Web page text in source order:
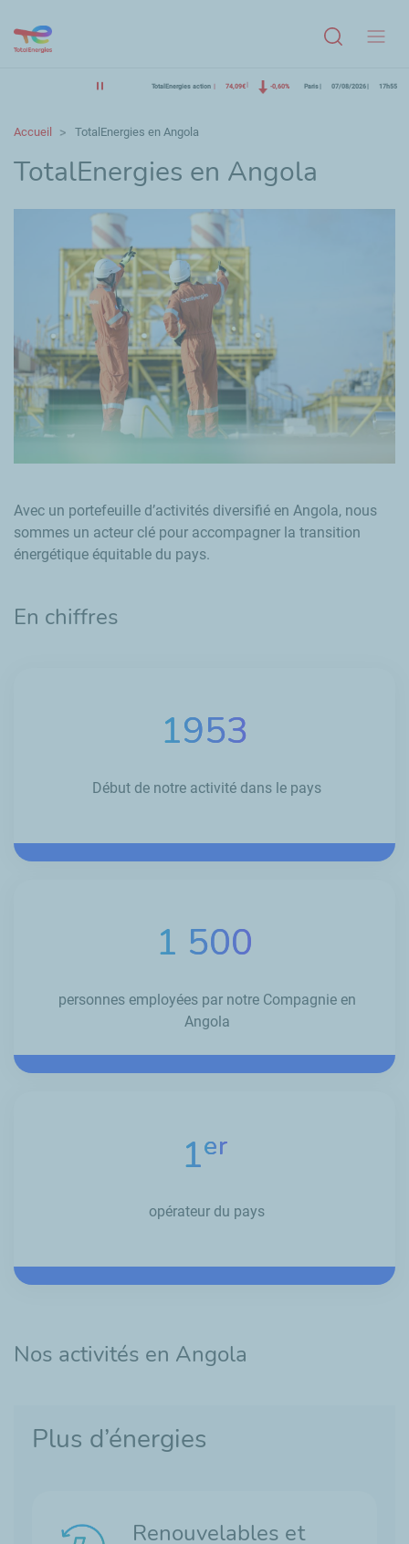
TotalEnergies action 74,09€ -0,60% Paris 07/08/2026 17h55
Accueil TotalEnergies en Angola
TotalEnergies en Angola
Avec un portefeuille d’activités diversifié en Angola, nous
sommes un acteur clé pour accompagner la transition
énergétique équitable du pays.
En chiffres
1953
Début de notre activité dans le pays
1 500
personnes employées par notre Compagnie en
Angola
1er
opérateur du pays
Nos activités en Angola
Plus d’énergies
Renouvelables et